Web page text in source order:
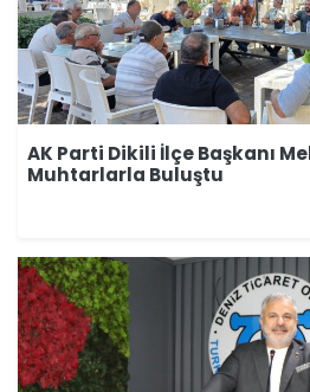
AK Parti Dikili İlçe Başkanı
Muhtarlarla Buluştu